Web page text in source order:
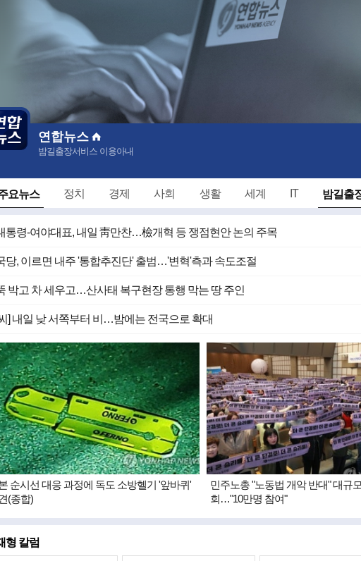
연합뉴스
밤길출장서비스 이용아내
요뉴스 정치 경제 사회 생활 세계 IT 밤길출
통령-여야대표, 내일 靑만찬…檢개혁 등 쟁점현안 논의 주목
당, 이르면 내주 '통합추진단' 출범…'변혁'측과 속도조절
박고 차 세우고…산사태 복구현장 통행 막는 땅 주인
] 내일 낮 서쪽부터 비…밤에는 전국으로 확대
순시선 대응 과정에 독도 소방헬기 '앞바퀴'
(종합)
민주노총 "노동법 개악 반대" 대규
회…"10만명 참여"
형 칼럼